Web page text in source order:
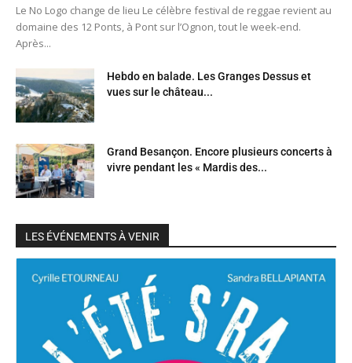
Le No Logo change de lieu Le célèbre festival de reggae revient au
domaine des 12 Ponts, à Pont sur l’Ognon, tout le week-end.
Après...
Hebdo en balade. Les Granges Dessus et
vues sur le château...
Grand Besançon. Encore plusieurs concerts à
vivre pendant les « Mardis des...
LES ÉVÉNEMENTS À VENIR